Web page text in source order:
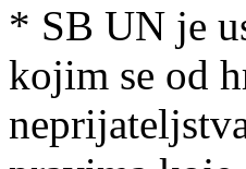
* SB UN je
kojim se od